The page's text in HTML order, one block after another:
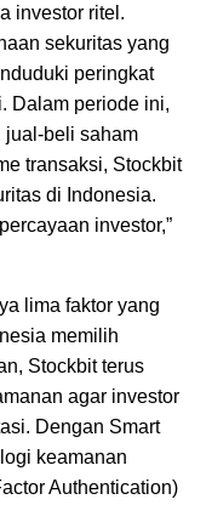
investor ritel.
sekuritas yang
peringkat
Dalam periode ini,
jual-beli saham
transaksi, Stockbit
di Indonesia.
investor,”
lima faktor yang
memilih
Stockbit terus
agar investor
Dengan Smart
keamanan
Authentication)